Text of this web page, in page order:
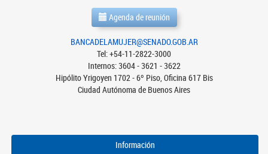
Agenda de reunión
BANCADELAMUJER@SENADO.GOB.AR
Tel: +54-11-2822-3000
Internos: 3604 - 3621 - 3622
Hipólito Yrigoyen 1702 - 6º Piso, Oficina 617 Bis
Ciudad Autónoma de Buenos Aires
Información